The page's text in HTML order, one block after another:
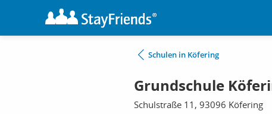
Schulen in Köfering
Grundschule
Schulstraße 11, 93096 Köfering